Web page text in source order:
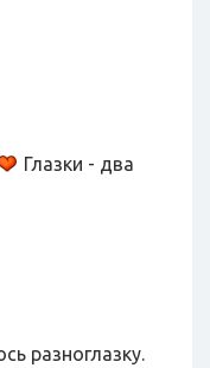
Глазки - два
разноглазку.